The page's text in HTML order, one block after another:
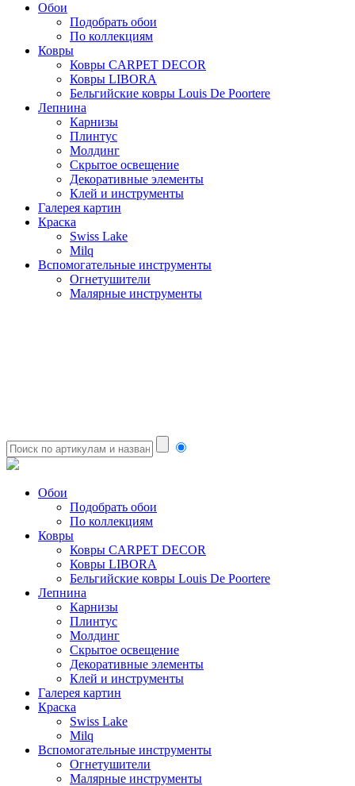
Обои
Подобрать обои
По коллекциям
Ковры
Ковры CARPET DECOR
Ковры LIBORA
Бельгийские ковры Louis De Poortere
Лепнина
Карнизы
Плинтус
Молдинг
Скрытое освещение
Декоративные элементы
Клей и инструменты
Галерея картин
Краска
Swiss Lake
Milq
Вспомогательные инструменты
Огнетушители
Малярные инструменты
Обои
Подобрать обои
По коллекциям
Ковры
Ковры CARPET DECOR
Ковры LIBORA
Бельгийские ковры Louis De Poortere
Лепнина
Карнизы
Плинтус
Молдинг
Скрытое освещение
Декоративные элементы
Клей и инструменты
Галерея картин
Краска
Swiss Lake
Milq
Вспомогательные инструменты
Огнетушители
Малярные инструменты